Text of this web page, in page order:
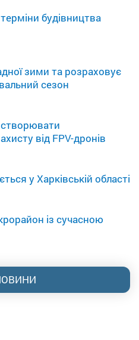
будівництва
зими та розраховує
сезон
від FPV-дронів
у Харківській області
із сучасною